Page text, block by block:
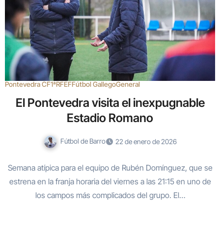
Pontevedra CF1ªRFEFFútbol GallegoGeneral
El Pontevedra visita el inexpugnable
Estadio Romano
Fútbol de Barro 22 de enero de 2026
Semana atípica para el equipo de Rubén Domínguez, que se
estrena en la franja horaria del viernes a las 21:15 en uno de
los campos más complicados del grupo. El…